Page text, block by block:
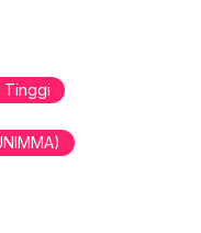
Tinggi